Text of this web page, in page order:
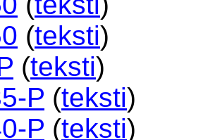
(teksti)
(teksti)
P (teksti)
P (teksti)